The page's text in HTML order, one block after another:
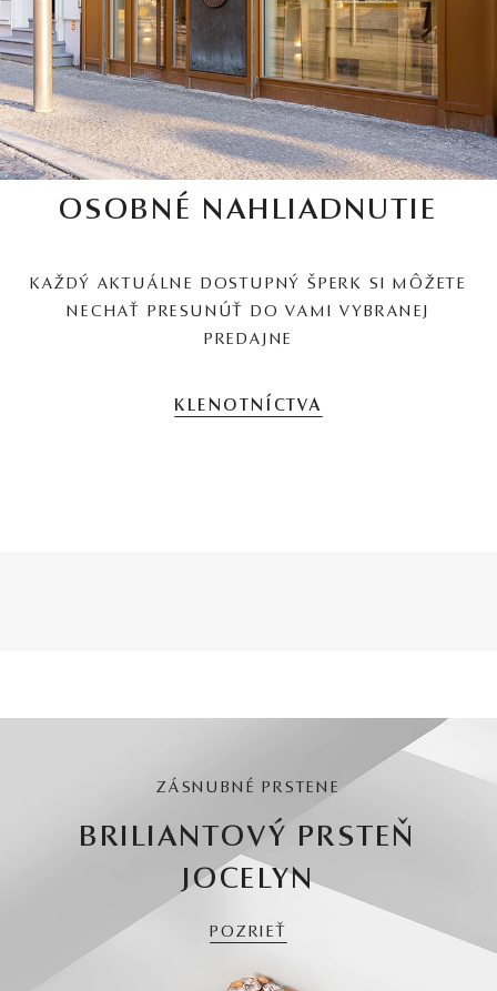
OSOBNÉ NAHLIADNUTIE
KAŽDÝ AKTUÁLNE DOSTUPNÝ ŠPERK SI MÔŽETE
NECHAŤ PRESUNÚŤ DO VAMI VYBRANEJ
PREDAJNE
KLENOTNÍCTVA
ZÁSNUBNÉ PRSTENE
BRILIANTOVÝ PRSTEŇ
JOCELYN
POZRIEŤ